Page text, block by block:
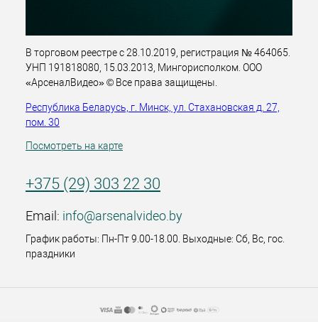
В торговом реестре с 28.10.2019, регистрация № 464065.
УНП 191818080, 15.03.2013, Мингорисполком. ООО
«АрсеналВидео» © Все права защищены.
Республика Беларусь, г. Минск, ул. Стахановская д. 27,
пом. 30
Посмотреть на карте
+375 (29) 303 22 30
Email: info@arsenalvideo.by
График работы: Пн-Пт 9.00-18.00. Выходные: Сб, Вс, гос.
праздники